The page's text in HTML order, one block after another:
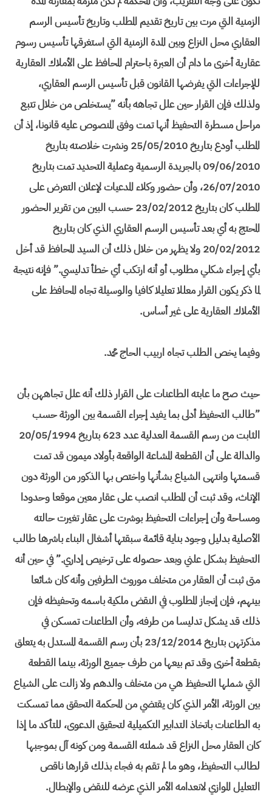
الزمنية التي مرت بين تاريخ تقديم المطلب وتاريخ تأسيس الرسم
العقاري محل النزاع وبين المدة الزمنية التي استغرقها تأسيس رسوم
عقارية أخرى ما دام أن العبرة باحترام المحافظ على الأملاك العقارية
للإجراءات التي يفرضها القانون قبل تأسيس الرسم العقاري،
ولذلك فإن القرار حين علل تجاهه بأنه ”يستخلص من خلال تتبع
مراحل مسطرة التحفيظ أنها تمت وفق المنصوص عليه قانونا، إذ أن
المطلب أودع بتاريخ 25/05/2010 ونشرت خلاصته بتاريخ
09/06/2010 بالجريدة الرسمية وعملية التحديد تمت بتاريخ
26/07/2010، وأن حضور وكلاء المدعيات لإعلان التعرض على
المطلب كان بتاريخ 23/02/2012 حسب البين من تقرير الحضور
المحتج به أي بعد تأسيس الرسم العقاري الذي كان بتاريخ
20/02/2012 ولا يظهر من خلال ذلك أن السيد المحافظ قد أخل
بأي إجراء شكلي مطلوب أو أنه ارتكب أي خطأ تدليسي.” فإنه نتيجة
لما ذكر يكون القرار معللا تعليلا كافيا والوسيلة تجاه المحافظ على
الأملاك العقارية على غير أساس.
وفيما يخص الطلب تجاه اربيب الحاج محمد.
حيث صح ما عابته الطاعنات على القرار ذلك أنه علل تجاههن بأن
”طالب التحفيظ أدلى بما يفيد إجراء القسمة بين الورثة حسب
الثابت من رسم القسمة العدلية عدد 623 بتاريخ 20/05/1994
والدالة على أن القطعة المشاعة الواقعة بأولاد ميمون قد تمت
قسمتها وانتهى الشياع بشأنها واختص بها الذكور من الورثة دون
الإناث، وقد ثبت أن المطلب انصب على عقار معين موقعا وحدودا
ومساحة وأن إجراءات التحفيظ بوشرت على عقار تغيرت حالته
الأصلية بدليل وجود بناية قائمة سبقتها أشغال البناء باشرها طالب
التحفيظ بشكل علني وبعد حصوله على ترخيص إداري.” في حين أنه
متى ثبت أن العقار من متخلف موروث الطرفين وأنه كان شائعا
بينهم، فإن إنجاز المطلوب في النقض ملكية باسمه وتحفيظه فإن
ذلك قد يشكل تدليسا من طرفه، وأن الطاعنات تمسكن في
مذكرتهن بتاريخ 23/12/2014 بأن رسم القسمة المستدل به يتعلق
بقطعة أخرى وقد تم بيعها من طرف جميع الورثة، بينما القطعة
التي شملها التحفيظ هي من متخلف والدهم ولا زالت على الشياع
بين الورثة، الأمر الذي كان يقتضي من المحكمة التحقق مما تمسكت
به الطاعنات باتخاذ التدابير التكميلية لتحقيق الدعوى، للتأكد ما إذا
كان العقار محل النزاع قد شملته القسمة ومن كونه آل بموجبها
لطالب التحفيظ، وهو ما لم تقم به فجاء بذلك قرارها ناقص
التعليل الموازي لانعدامه الأمر الذي عرضه للنقض والإبطال.